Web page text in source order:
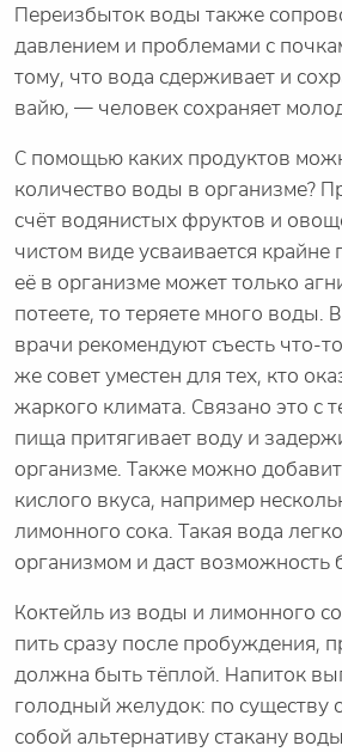
Переизбыток воды также
давлением и проблемами с
тому, что вода сдерживает и
вайю, — человек сохраняет
С помощью каких продуктов
количество воды в организме?
счёт водянистых фруктов и
чистом виде усваивается
её в организме может только
потеете, то теряете много воды.
врачи рекомендуют съесть что-
же совет уместен для тех, кто
жаркого климата. Связано это с
пища притягивает воду и
организме. Также можно
кислого вкуса, например
лимонного сока. Такая вода
организмом и даст возможность
Коктейль из воды и лимонного
пить сразу после пробуждения,
должна быть тёплой. Напиток
голодный желудок: по существу
собой альтернативу стакану